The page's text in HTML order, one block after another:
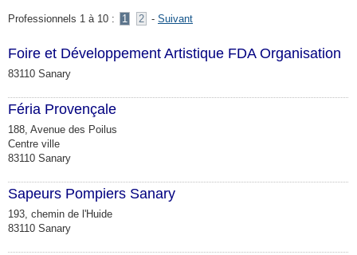
Professionnels 1 à 10 : 1 2 - Suivant
Foire et Développement Artistique FDA Organisation
83110 Sanary
Féria Provençale
188, Avenue des Poilus
Centre ville
83110 Sanary
Sapeurs Pompiers Sanary
193, chemin de l'Huide
83110 Sanary